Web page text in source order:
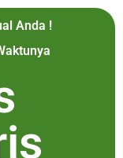
Anda !